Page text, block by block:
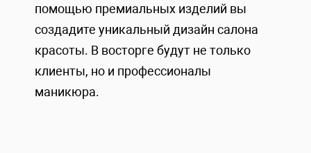
помощью премиальных изделий вы
создадите уникальный дизайн салона
красоты. В восторге будут не только
клиенты, но и профессионалы
маникюра.